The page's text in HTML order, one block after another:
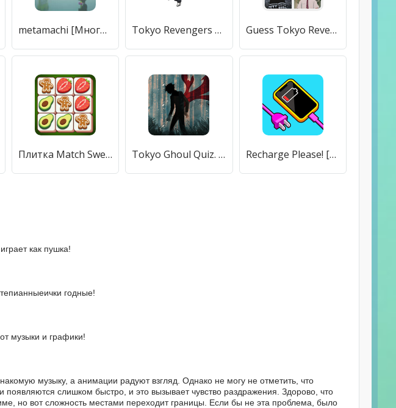
metamachi [Много монет] Tokyo Revengers Stickers [Полная версия] Guess Tokyo Revengers Characters - Quiz Game [Много монет]
Плитка Match Sweet - Matching головоломки [Много денег] Tokyo Ghoul Quiz. Guess the Anime Personages [Много денег] Recharge Please! [Много монет]
как пушка!
годные!
музыки и графики!
музыку, а анимации радуют взгляд. Однако не могу не отметить, что
появляются слишком быстро, и это вызывает чувство раздражения. Здорово, что
но вот сложность местами переходит границы. Если бы не эта проблема, было